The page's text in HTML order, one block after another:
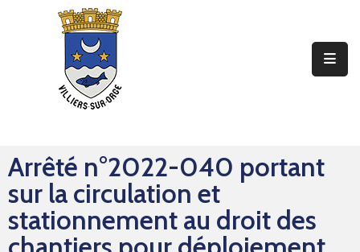
Sorties
Mes
Arrêté n°2022-040 portant
sur la circulation et
stationnement au droit des